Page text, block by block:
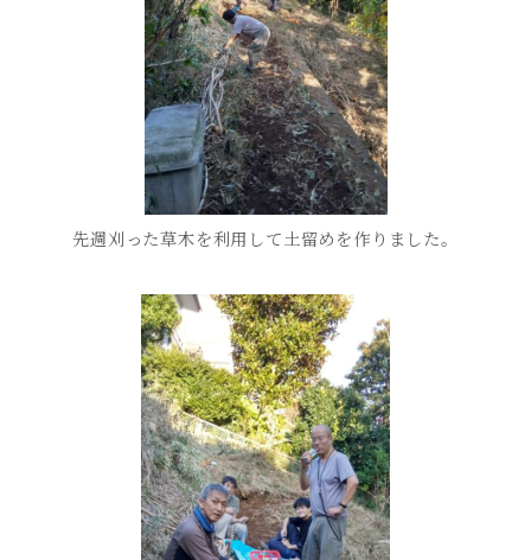
先週刈った草木を利用して土留めを作りました。